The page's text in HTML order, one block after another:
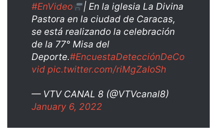
#EnVideo
| En la iglesia La Divina
Pastora en la ciudad de Caracas,
se está realizando la celebración
de la 77° Misa del
Deporte.#EncuestaDetecciónDeCo
vid pic.twitter.com/riMgZaIoSh
— VTV CANAL 8 (@VTVcanal8)
January 6, 2022